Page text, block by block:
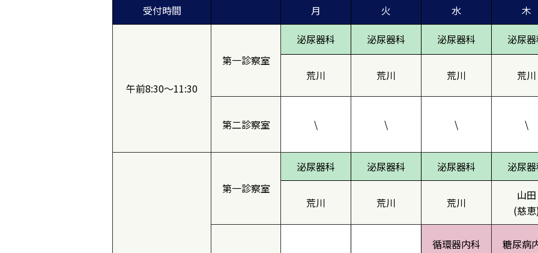
受付時間
月 火 水 木
午前8:30～11:30
第一診察室
泌尿器科 泌尿器科 泌尿器科 泌尿
荒川 荒川 荒川 荒川
第二診察室 \ \ \ \
第一診察室
泌尿器科 泌尿器科 泌尿器科 泌尿
荒川 荒川 荒川
山田
(慈
循環器内科 糖尿病